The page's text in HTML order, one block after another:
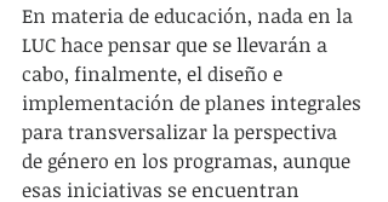
En materia de educación, nada en la
LUC hace pensar que se llevarán a
cabo, finalmente, el diseño e
implementación de planes integrales
para transversalizar la perspectiva
de género en los programas, aunque
esas iniciativas se encuentran